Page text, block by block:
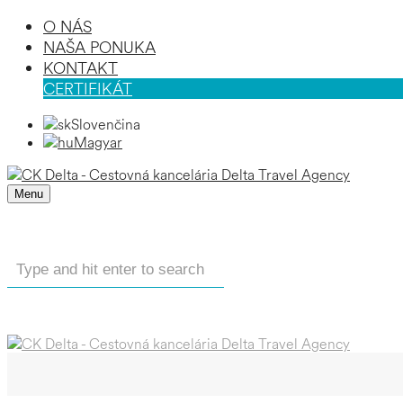
O NÁS
NAŠA PONUKA
KONTAKT
CERTIFIKÁT
Slovenčina
Magyar
Menu